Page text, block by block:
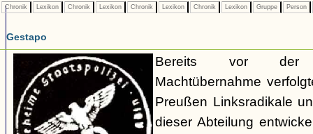
Chronik Lexikon Chronik Lexikon Chronik Lexikon Chronik Lexikon Gruppe Person
Gestapo
Bereits vor der
Machtübernahme
Preußen Linksradikale
dieser Abteilung